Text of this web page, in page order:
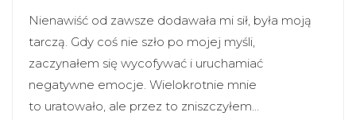
Nienawiść od zawsze dodawała mi sił, była moją
tarczą. Gdy coś nie szło po mojej myśli,
zaczynałem się wycofywać i uruchamiać
negatywne emocje. Wielokrotnie mnie
to uratowało, ale przez to zniszczyłem…